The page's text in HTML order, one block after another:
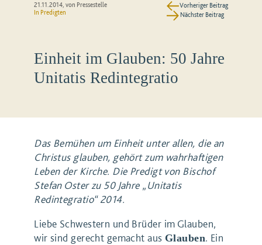
21.11.2014, von Pressestelle
In Predigten
Vorheriger Beitrag
Nächster Beitrag
Einheit im Glauben: 50 Jahre
Unitatis Redintegratio
Das Bemühen um Einheit unter allen, die an
Christus glauben, gehört zum wahrhaftigen
Leben der Kirche. Die Predigt von Bischof
Stefan Oster zu 50 Jahre „Unitatis
Redintegratio“ 2014.
Liebe Schwestern und Brüder im Glauben,
wir sind gerecht gemacht aus Glauben. Ein